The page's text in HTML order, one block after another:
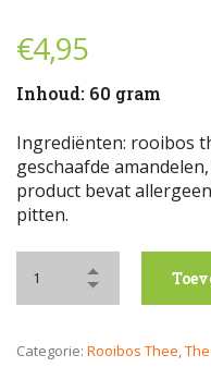
€4,95
Inhoud: 60 gram
Ingrediënten: rooibos
geschaafde
product bevat
pitten.
Categorie: Rooibos Thee,